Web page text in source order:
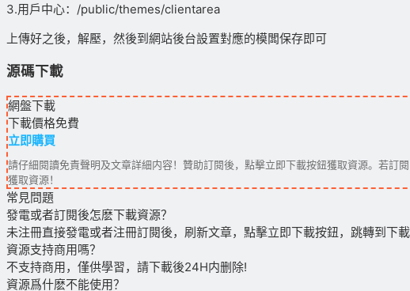
3.用戶中心：/public/themes/clientarea
上傳好之後，解壓，然後到網站後台設置對應的模闆保存即可
源碼下載
網盤下載
下載價格免費
立即購買
請仔細閱讀免責聲明及文章詳細内容！贊助訂閱後，點擊立即下載按鈕獲取資源。若訂
獲取資源！
常見問題
發電或者訂閱後怎麽下載資源？
未注冊直接發電或者注冊訂閱後，刷新文章，點擊立即下載按鈕，跳轉到下
資源支持商用嗎？
不支持商用，僅供學習，請下載後24H内删除!
資源爲什麽不能使用？